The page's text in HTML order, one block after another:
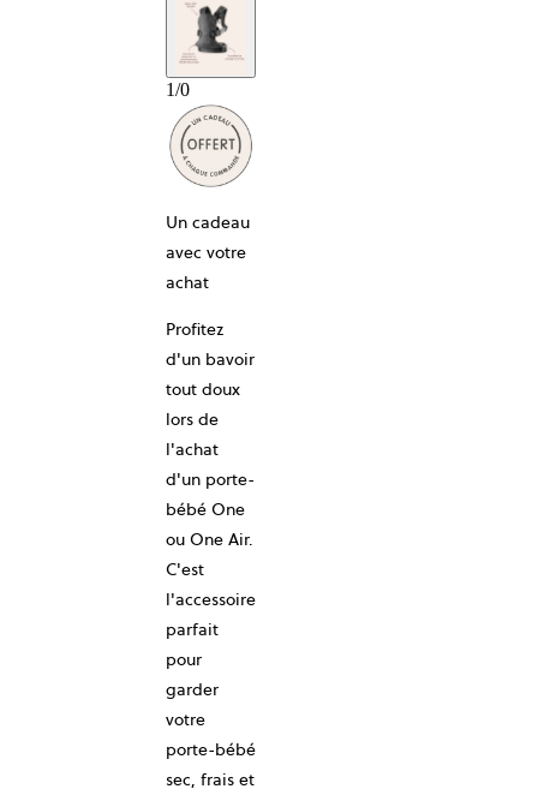
1/0
Un cadeau
avec votre
achat
Profitez
d'un bavoir
tout doux
lors de
l'achat
d'un porte-
bébé One
ou One Air.
C'est
l'accessoire
parfait
pour
garder
votre
porte-bébé
sec, frais et